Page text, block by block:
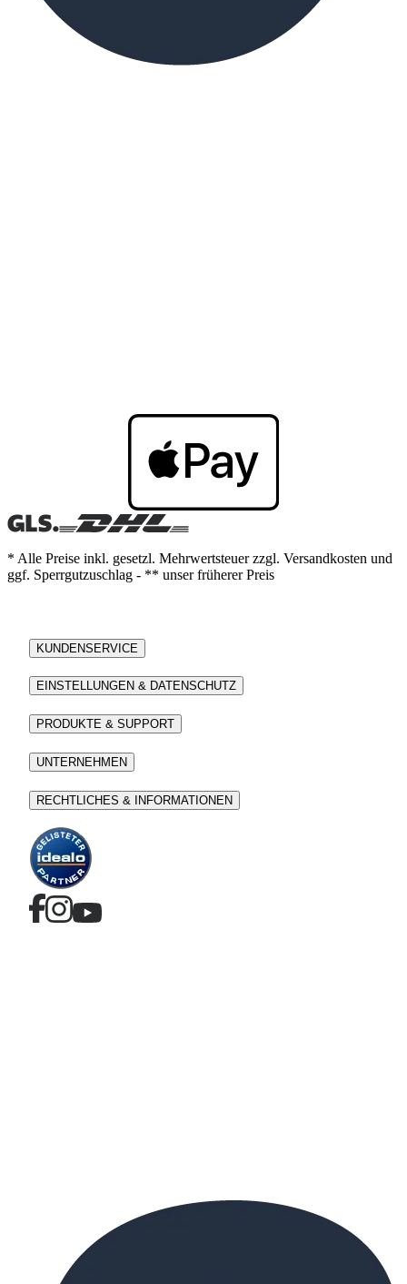
* Alle Preise inkl. gesetzl. Mehrwertsteuer zzgl. Versandkosten und
ggf. Sperrgutzuschlag - ** unser früherer Preis
KUNDENSERVICE
EINSTELLUNGEN & DATENSCHUTZ
PRODUKTE & SUPPORT
UNTERNEHMEN
RECHTLICHES & INFORMATIONEN